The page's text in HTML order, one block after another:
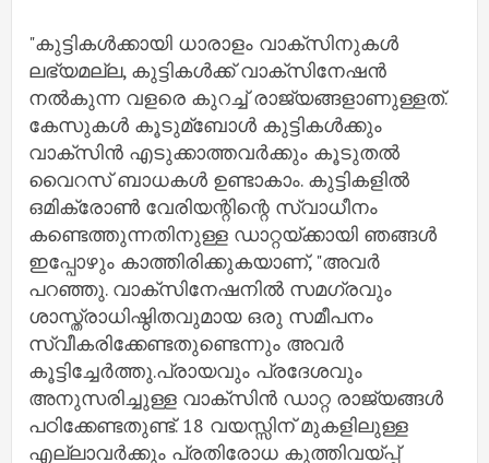
"കുട്ടികള്‍ക്കായി ധാരാളം വാക്സിനുകള്‍
ലഭ്യമല്ല, കുട്ടികള്‍ക്ക് വാക്സിനേഷന്‍
നല്‍കുന്ന വളരെ കുറച്ച്‌ രാജ്യങ്ങളാണുള്ളത്.
കേസുകള്‍ കൂടുമ്ബോള്‍ കുട്ടികള്‍ക്കും
വാക്സിന്‍ എടുക്കാത്തവര്‍ക്കും കൂടുതല്‍
വൈറസ്‌ ബാധകള്‍ ഉണ്ടാകാം. കുട്ടികളില്‍
ഒമിക്രോണ്‍ വേരിയന്റിന്റെ സ്വാധീനം
കണ്ടെത്തുന്നതിനുള്ള ഡാറ്റയ്ക്കായി ഞങ്ങള്‍
ഇപ്പോഴും കാത്തിരിക്കുകയാണ്, "അവര്‍
പറഞ്ഞു. വാക്സിനേഷനില്‍ സമഗ്രവും
ശാസ്ത്രാധിഷ്ഠിതവുമായ ഒരു സമീപനം
സ്വീകരിക്കേണ്ടതുണ്ടെന്നും അവര്‍
കൂട്ടിച്ചേര്‍ത്തു.പ്രായവും പ്രദേശവും
അനുസരിച്ചുള്ള വാക്സിന്‍ ഡാറ്റ രാജ്യങ്ങള്‍
പഠിക്കേണ്ടതുണ്ട്. 18 വയസ്സിന് മുകളിലുള്ള
എല്ലാവര്‍ക്കും പ്രതിരോധ കുത്തിവയ്പ്പ്